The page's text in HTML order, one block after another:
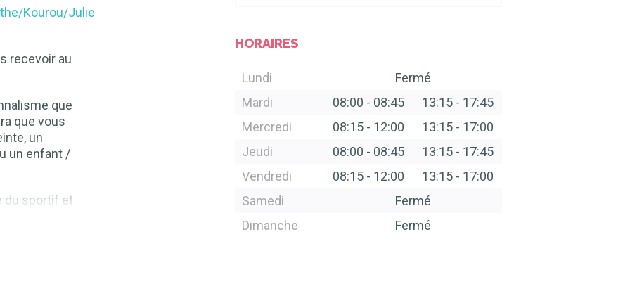
kourou/julien-
recevoir au
que
que vous
un
un enfant /
du sportif et
HORAIRES
Lundi
Fermé
Mardi
08:00 - 08:45 13:15- 17:45
Mercredi
08:15- 12:00 13:15- 17:00
Jeudi
08:00 - 08:45 13:15- 17:45
Vendredi
08:15- 12:00 13:15- 17:00
Samedi
Fermé
Dimanche
Fermé